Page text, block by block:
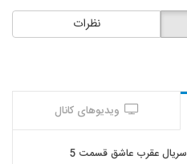
نظرات
ویدیوهای کانال
سریال عقرب عاشق قسمت 5